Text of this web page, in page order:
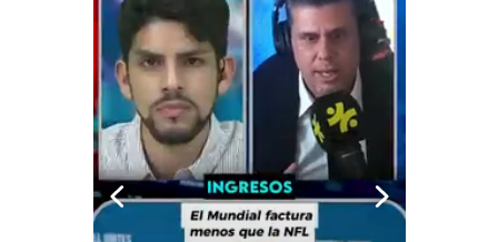
Gestión TV
Fotogalerías